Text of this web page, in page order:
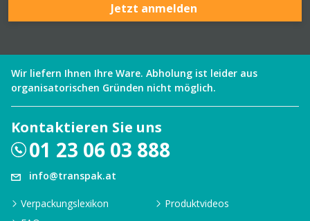
Jetzt anmelden
Wir liefern Ihnen Ihre Ware. Abholung ist leider aus
organisatorischen Gründen nicht möglich.
Kontaktieren Sie uns
01 23 06 03 888
info@transpak.at
Verpackungslexikon
Produktvideos